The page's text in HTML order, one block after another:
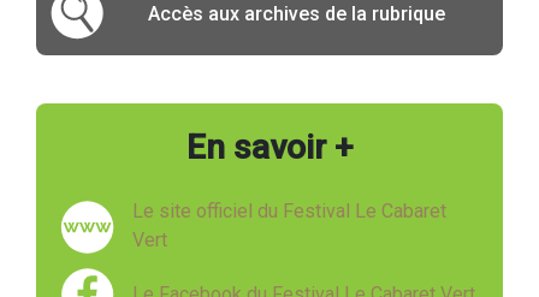
Accès aux archives de la rubrique
En savoir +
Le site officiel du Festival Le Cabaret
Vert